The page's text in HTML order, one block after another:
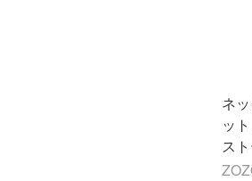
ネ
ッ
ス
ッ